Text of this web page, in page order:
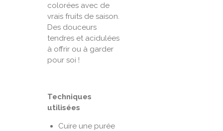
colorées avec de
vrais fruits de saison.
Des douceurs
tendres et acidulées
à offrir ou à garder
pour soi !
Techniques
utilisées
Cuire une purée